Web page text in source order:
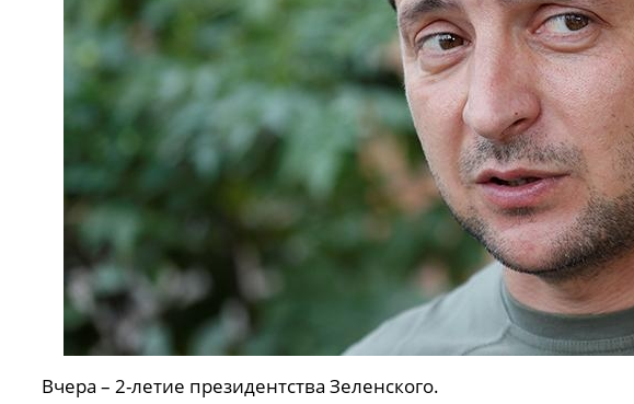
Вчера – 2-летие президентства Зеленского.